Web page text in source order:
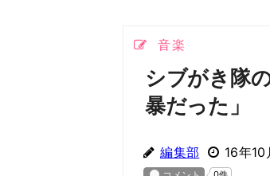
音楽
シブがき隊
暴だった」
編集部 16年